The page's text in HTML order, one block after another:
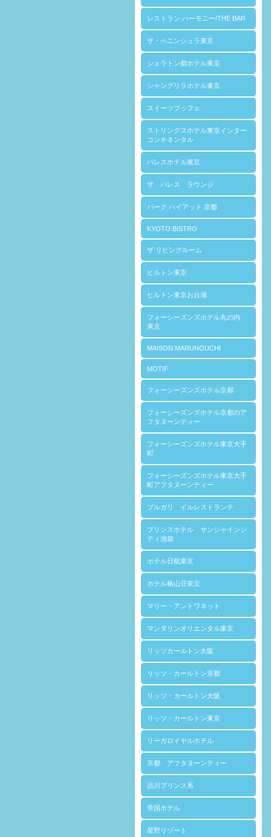
レストラン ハーモニー/THE BAR
ザ・ペニンシュラ東京
シェラトン都ホテル東京
シャングリラホテル東京
スイーツブッフェ
ストリングスホテル東京インター
コンチネンタル
パレスホテル東京
ザ パレス ラウンジ
パーク ハイアット 京都
KYOTO BISTRO
ザ リビングルーム
ヒルトン東京
ヒルトン東京お台場
フォーシーズンズホテル丸の内
東京
MAISON MARUNOUCHI
MOTIF
フォーシーズンズホテル京都
フォーシーズンズホテル京都のア
フタヌーンティー
フォーシーズンズホテル東京大手
町
フォーシーズンズホテル東京大手
町アフタヌーンティー
ブルガリ イルレストランテ
プリンスホテル サンシャインシ
ティ池袋
ホテル日航東京
ホテル椿山荘東京
マリー・アントワネット
マンダリンオリエンタル東京
リッツカールトン大阪
リッツ・カールトン京都
リッツ・カールトン大阪
リッツ・カールトン東京
リーガロイヤルホテル
京都 アフタヌーンティー
品川プリンス系
帝国ホテル
星野リゾート